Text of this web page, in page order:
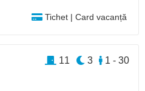
Tichet | Card vacanță
1 - 30
3
11